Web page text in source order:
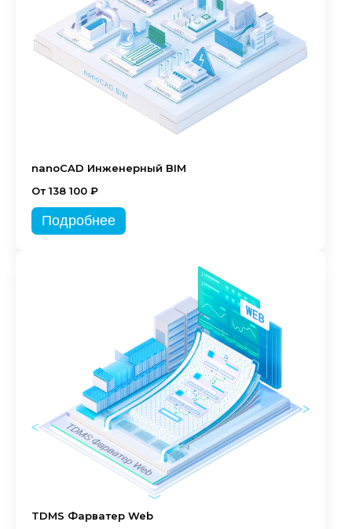
nanoCAD Инженерный BIM
От 138 100 ₽
Подробнее
TDMS Фарватер Web